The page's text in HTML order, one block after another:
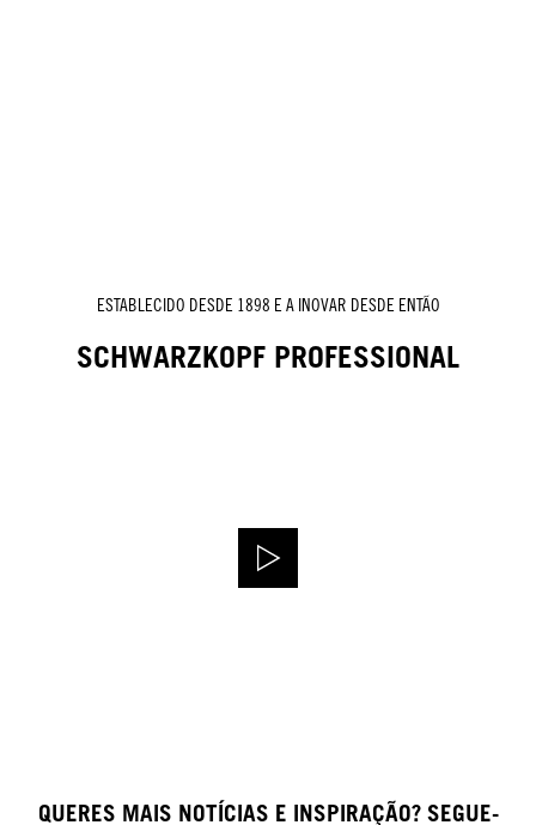
ESTABLECIDO DESDE 1898 E A INOVAR DESDE ENTÃO
SCHWARZKOPF PROFESSIONAL
QUERES MAIS NOTÍCIAS E INSPIRAÇÃO? SEGUE-